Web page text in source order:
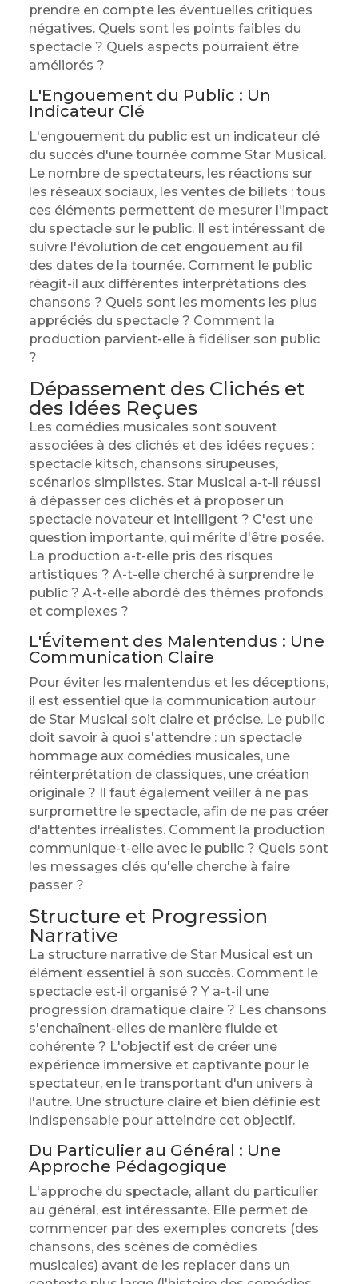
prendre en compte les éventuelles critiques
négatives. Quels sont les points faibles du
spectacle ? Quels aspects pourraient être
améliorés ?
L'Engouement du Public : Un
Indicateur Clé
L'engouement du public est un indicateur clé
du succès d'une tournée comme Star Musical.
Le nombre de spectateurs, les réactions sur
les réseaux sociaux, les ventes de billets : tous
ces éléments permettent de mesurer l'impact
du spectacle sur le public. Il est intéressant de
suivre l'évolution de cet engouement au fil
des dates de la tournée. Comment le public
réagit-il aux différentes interprétations des
chansons ? Quels sont les moments les plus
appréciés du spectacle ? Comment la
production parvient-elle à fidéliser son public
?
Dépassement des Clichés et
des Idées Reçues
Les comédies musicales sont souvent
associées à des clichés et des idées reçues :
spectacle kitsch, chansons sirupeuses,
scénarios simplistes. Star Musical a-t-il réussi
à dépasser ces clichés et à proposer un
spectacle novateur et intelligent ? C'est une
question importante, qui mérite d'être posée.
La production a-t-elle pris des risques
artistiques ? A-t-elle cherché à surprendre le
public ? A-t-elle abordé des thèmes profonds
et complexes ?
L'Évitement des Malentendus : Une
Communication Claire
Pour éviter les malentendus et les déceptions,
il est essentiel que la communication autour
de Star Musical soit claire et précise. Le public
doit savoir à quoi s'attendre : un spectacle
hommage aux comédies musicales, une
réinterprétation de classiques, une création
originale ? Il faut également veiller à ne pas
surpromettre le spectacle, afin de ne pas créer
d'attentes irréalistes. Comment la production
communique-t-elle avec le public ? Quels sont
les messages clés qu'elle cherche à faire
passer ?
Structure et Progression
Narrative
La structure narrative de Star Musical est un
élément essentiel à son succès. Comment le
spectacle est-il organisé ? Y a-t-il une
progression dramatique claire ? Les chansons
s'enchaînent-elles de manière fluide et
cohérente ? L'objectif est de créer une
expérience immersive et captivante pour le
spectateur, en le transportant d'un univers à
l'autre. Une structure claire et bien définie est
indispensable pour atteindre cet objectif.
Du Particulier au Général : Une
Approche Pédagogique
L'approche du spectacle, allant du particulier
au général, est intéressante. Elle permet de
commencer par des exemples concrets (des
chansons, des scènes de comédies
musicales) avant de les replacer dans un